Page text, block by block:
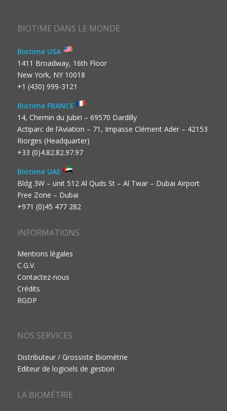
BIOTIME DANS LE MONDE
Biotime USA
1411 Broadway, 16th Floor
New York, NY 10018
+1 (430) 999-3121
Biotime FRANCE
14, Chemin du Jubin – 69570 Dardilly
Actiparc de l’Aviation – 71, Impasse Clément Ader – 42153
Riorges (Headquarter)
+33 (0)4.82.82.97.97
Biotime UAE
Bldg 3W – unit 512 Al Quds St – Al Twar – Dubai Airport
Free Zone – Dubai
+971 (0)45 477 282
INFORMATIONS
Mentions légales
C.G.V.
Contactez-nous
Crédits
RGDP
NOS SERVICES
Distributeur / Grossiste Biométrie
Editeur de logiciels de gestion
LA BIOMÉTRIE